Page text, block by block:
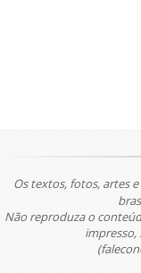
Os textos, fotos, artes
Não reproduza o
impresso,